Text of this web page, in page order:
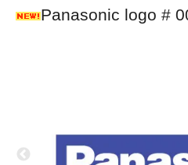
Panasonic logo #